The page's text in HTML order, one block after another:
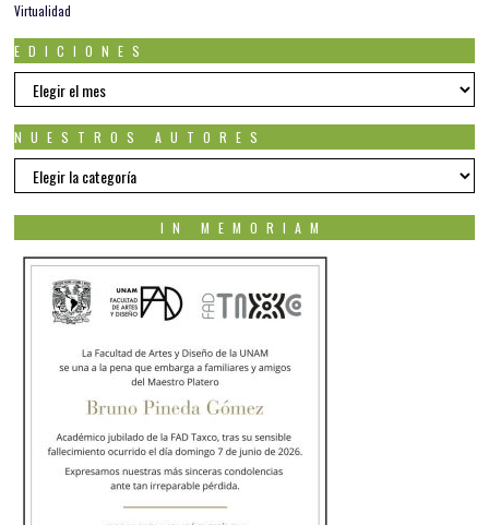
Virtualidad
EDICIONES
EDICIONES
NUESTROS AUTORES
Nuestros
autores
IN MEMORIAM